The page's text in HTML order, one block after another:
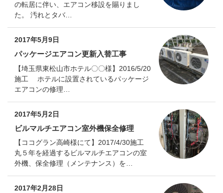
の転居に伴い、エアコン移設を賜りまし
た。 汚れとタバ…
2017年5月9日
パッケージエアコン更新入替工事
【埼玉県東松山市ホテル〇〇様】2016/5/20
施工 ホテルに設置されているパッケージ
エアコンの修理…
2017年5月2日
ビルマルチエアコン室外機保全修理
【ココグラン高崎様にて】2017/4/30施工
丸５年を経過するビルマルチエアコンの室
外機、保全修理（メンテナンス）を…
2017年2月28日